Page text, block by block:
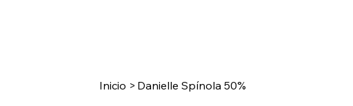
Inicio > Danielle Spínola 50%